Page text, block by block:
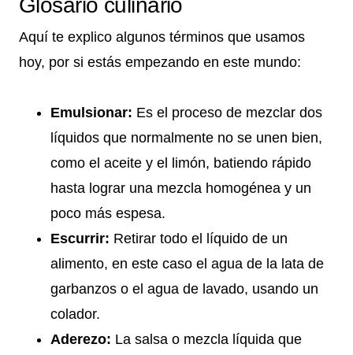
Aquí te explico algunos términos que usamos
hoy, por si estás empezando en este mundo:
Emulsionar: Es el proceso de mezclar dos
líquidos que normalmente no se unen bien,
como el aceite y el limón, batiendo rápido
hasta lograr una mezcla homogénea y un
poco más espesa.
Escurrir: Retirar todo el líquido de un
alimento, en este caso el agua de la lata de
garbanzos o el agua de lavado, usando un
colador.
Aderezo: La salsa o mezcla líquida que